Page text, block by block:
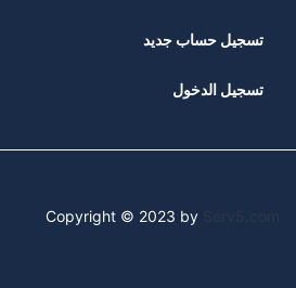
تسجيل حساب جديد
تسجيل الدخول
Copyright © 2023 by